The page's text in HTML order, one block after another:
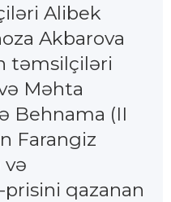
Alibek
Akbarova
təmsilçiləri
Məhta
Behnama (II
Farangiz
və
qazanan